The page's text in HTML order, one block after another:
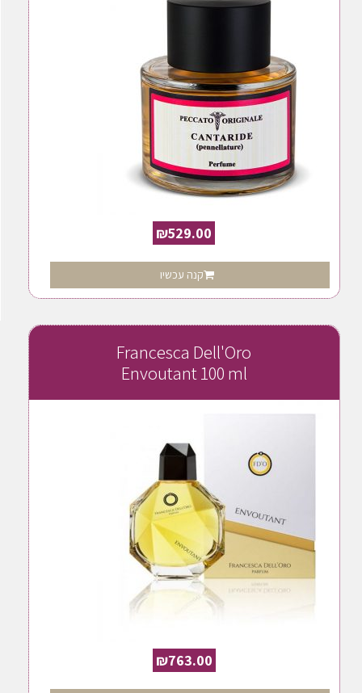
₪529.00
קנה עכשיו
Francesca Dell'Oro
Envoutant 100 ml
₪763.00